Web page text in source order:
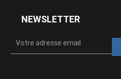
NEWSLETTER